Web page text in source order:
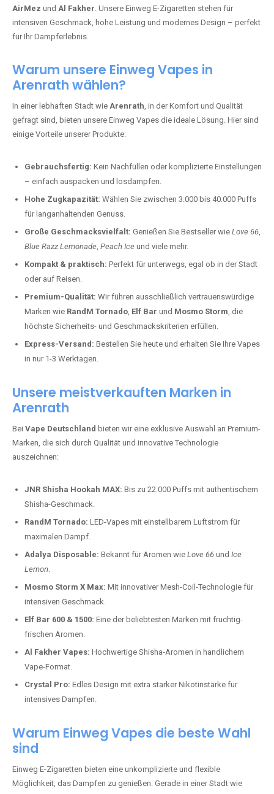
AirMez und Al Fakher. Unsere Einweg E-Zigaretten stehen für
intensiven Geschmack, hohe Leistung und modernes Design – perfekt
für Ihr Dampferlebnis.
Warum unsere Einweg Vapes in
Arenrath wählen?
In einer lebhaften Stadt wie Arenrath, in der Komfort und Qualität
gefragt sind, bieten unsere Einweg Vapes die ideale Lösung. Hier sind
einige Vorteile unserer Produkte:
Gebrauchsfertig: Kein Nachfüllen oder komplizierte Einstellungen
– einfach auspacken und losdampfen.
Hohe Zugkapazität: Wählen Sie zwischen 3.000 bis 40.000 Puffs
für langanhaltenden Genuss.
Große Geschmacksvielfalt: Genießen Sie Bestseller wie Love 66,
Blue Razz Lemonade, Peach Ice und viele mehr.
Kompakt & praktisch: Perfekt für unterwegs, egal ob in der Stadt
oder auf Reisen.
Premium-Qualität: Wir führen ausschließlich vertrauenswürdige
Marken wie RandM Tornado, Elf Bar und Mosmo Storm, die
höchste Sicherheits- und Geschmackskriterien erfüllen.
Express-Versand: Bestellen Sie heute und erhalten Sie Ihre Vapes
in nur 1-3 Werktagen.
Unsere meistverkauften Marken in
Arenrath
Bei Vape Deutschland bieten wir eine exklusive Auswahl an Premium-
Marken, die sich durch Qualität und innovative Technologie
auszeichnen:
JNR Shisha Hookah MAX: Bis zu 22.000 Puffs mit authentischem
Shisha-Geschmack.
RandM Tornado: LED-Vapes mit einstellbarem Luftstrom für
maximalen Dampf.
Adalya Disposable: Bekannt für Aromen wie Love 66 und Ice
Lemon.
Mosmo Storm X Max: Mit innovativer Mesh-Coil-Technologie für
intensiven Geschmack.
Elf Bar 600 & 1500: Eine der beliebtesten Marken mit fruchtig-
frischen Aromen.
Al Fakher Vapes: Hochwertige Shisha-Aromen in handlichem
Vape-Format.
Crystal Pro: Edles Design mit extra starker Nikotinstärke für
intensives Dampfen.
Warum Einweg Vapes die beste Wahl
sind
Einweg E-Zigaretten bieten eine unkomplizierte und flexible
Möglichkeit, das Dampfen zu genießen. Gerade in einer Stadt wie